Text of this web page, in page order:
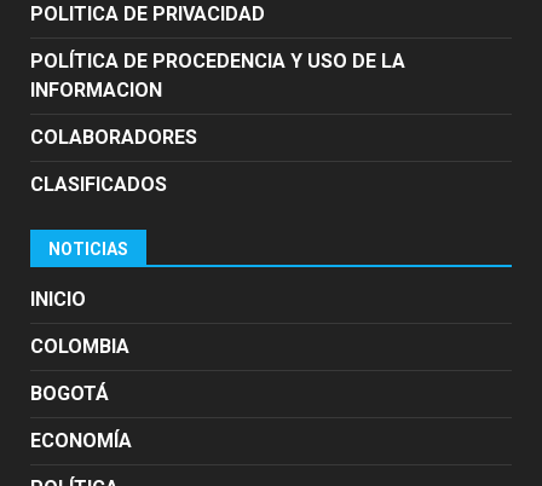
POLITICA DE PRIVACIDAD
POLÍTICA DE PROCEDENCIA Y USO DE LA
INFORMACION
COLABORADORES
CLASIFICADOS
NOTICIAS
INICIO
COLOMBIA
BOGOTÁ
ECONOMÍA